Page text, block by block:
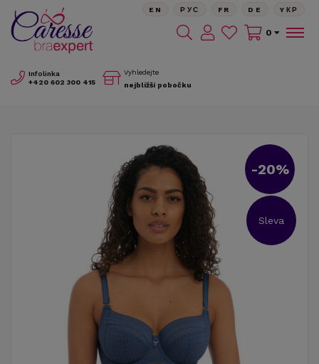
Infolinka
+420 602 300 415
Vyhledejte
nejbližší pobočku
EN РУС FR DE YКР
0
-20%
Sleva